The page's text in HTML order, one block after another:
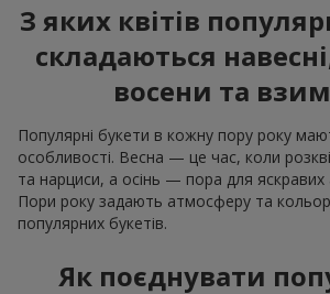
З яких квітів
складаються
восени та
Популярні букети в кожну пору року
особливості. Весна — це час, коли
та нарциси, а осінь — пора для
Пори року задають атмосферу та
популярних букетів.
Як поєднувати